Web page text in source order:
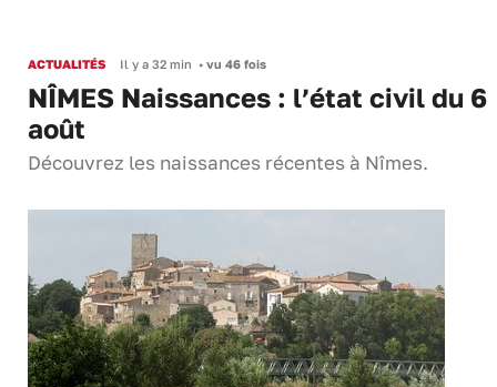
ACTUALITÉS Il y a 32 min • vu 46 fois
NÎMES Naissances : l’état civil du 6
août
Découvrez les naissances récentes à Nîmes.